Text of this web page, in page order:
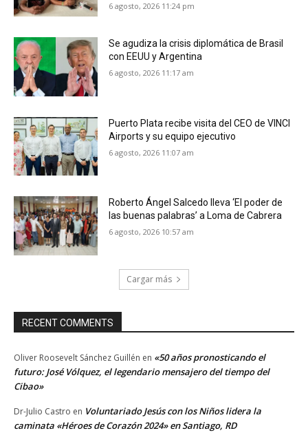
6 agosto, 2026 11:24 pm
Se agudiza la crisis diplomática de Brasil
con EEUU y Argentina
6 agosto, 2026 11:17 am
Puerto Plata recibe visita del CEO de VINCI
Airports y su equipo ejecutivo
6 agosto, 2026 11:07 am
Roberto Ángel Salcedo lleva ‘El poder de
las buenas palabras’ a Loma de Cabrera
6 agosto, 2026 10:57 am
Cargar más
RECENT COMMENTS
Oliver Roosevelt Sánchez Guillén en «50 años pronosticando el
futuro: José Vólquez, el legendario mensajero del tiempo del
Cibao»
Dr-Julio Castro en Voluntariado Jesús con los Niños lidera la
caminata «Héroes de Corazón 2024» en Santiago, RD